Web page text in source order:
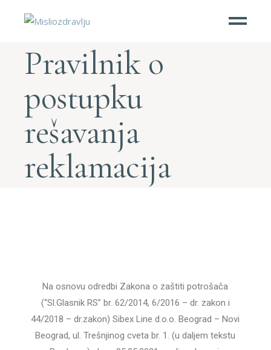
Pravilnik o
postupku
rešavanja
reklamacija
Na osnovu odredbi Zakona o zaštiti potrošača
(“Sl.Glasnik RS” br. 62/2014, 6/2016 – dr. zakon i
44/2018 – dr.zakon) Sibex Line d.o.o. Beograd – Novi
Beograd, ul. Trešnjinog cveta br. 1. (u daljem tekstu